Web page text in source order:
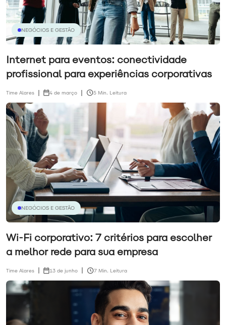
NEGÓCIOS E GESTÃO
Internet para eventos: conectividade
profissional para experiências corporativas
Time Alares 4 de março 5 Min. Leitura
NEGÓCIOS E GESTÃO
Wi-Fi corporativo: 7 critérios para escolher
a melhor rede para sua empresa
Time Alares 13 de junho 7 Min. Leitura